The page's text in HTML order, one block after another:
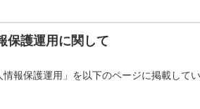
保護運用に関して
報保護運用」を以下のページに掲載してい